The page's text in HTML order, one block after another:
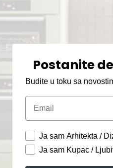
Postanite
Budite u toku sa
Email
Ja sam Arhitekta /
Ja sam Kupac /